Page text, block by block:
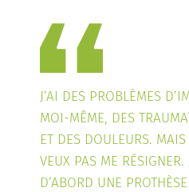
J’AI DES PROBLÈMES
MOI-MÊME, DES
ET DES DOULEURS. MAIS
VEUX PAS ME RÉSIGNER.
D’ABORD UNE